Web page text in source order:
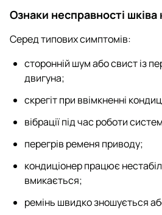
Ознаки несправності
Серед типових симптомів:
сторонній шум або свист із
двигуна;
скрегіт при ввімкненні
вібрації під час роботи
перегрів ременя приводу;
кондиціонер працює
вмикається;
ремінь швидко зношується